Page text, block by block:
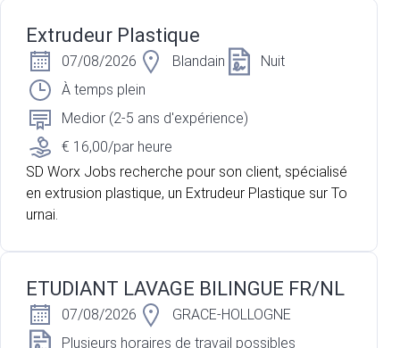
Extrudeur Plastique
07/08/2026 Blandain
Nuit
À temps plein
Medior (2-5 ans d'expérience)
€ 16,00/par heure
SD Worx Jobs recherche pour son client, spécialisé
en extrusion plastique, un Extrudeur Plastique sur To
urnai.
ETUDIANT LAVAGE BILINGUE FR/NL
07/08/2026
GRACE-HOLLOGNE
Plusieurs horaires de travail possibles